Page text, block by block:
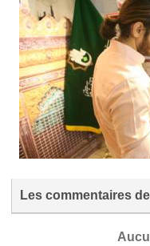
Les commentaires